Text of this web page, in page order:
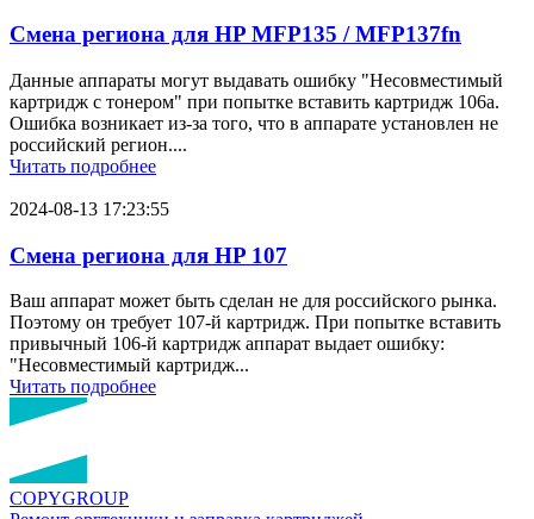
Смена региона для HP MFP135 / MFP137fn
Данные аппараты могут выдавать ошибку "Несовместимый
картридж с тонером" при попытке вставить картридж 106a.
Ошибка возникает из-за того, что в аппарате установлен не
российский регион....
Читать подробнее
2024-08-13 17:23:55
Смена региона для HP 107
Ваш аппарат может быть сделан не для российского рынка.
Поэтому он требует 107-й картридж. При попытке вставить
привычный 106-й картридж аппарат выдает ошибку:
"Несовместимый картридж...
Читать подробнее
COPYGROUP